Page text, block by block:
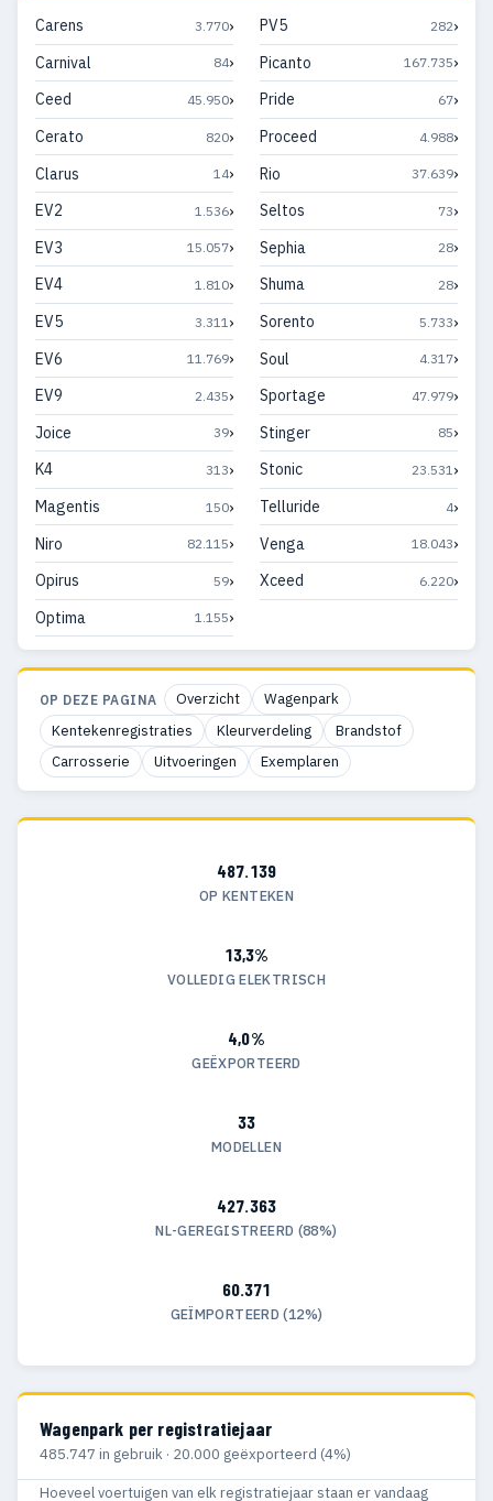
Carens 3.770›
Carnival 84›
Ceed 45.950›
Cerato 820›
Clarus 14›
EV2 1.536›
EV3 15.057›
EV4 1.810›
EV5 3.311 ›
EV6 11.769›
EV9 2.435›
Joice 39›
K4 313›
Magentis 150›
Niro 82.115›
Opirus 59›
Optima 1.155›
PV5 282›
Picanto 167.735›
Pride 67›
Proceed 4.988›
Rio 37.639›
Seltos 73›
Sephia 28›
Shuma 28›
Sorento 5.733›
Soul 4.317›
Sportage 47.979›
Stinger 85›
Stonic 23.531 ›
Telluride 4›
Venga 18.043›
Xceed 6.220›
OP DEZE PAGINA Overzicht
Wagenpark
Kentekenregistraties
Kleurverdeling
Brandstof
Carrosserie
Uitvoeringen Exemplaren
487.139
OP KENTEKEN
13,3%
VOLLEDIG ELEKTRISCH
4,0%
GEËXPORTEERD
33
MODELLEN
427.363
NL-GEREGISTREERD (88%)
60.371
GEÏMPORTEERD (12%)
Wagenpark per registratiejaar
485.747 in gebruik · 20.000 geëxporteerd (4%)
Hoeveel voertuigen van elk registratiejaar staan er vandaag